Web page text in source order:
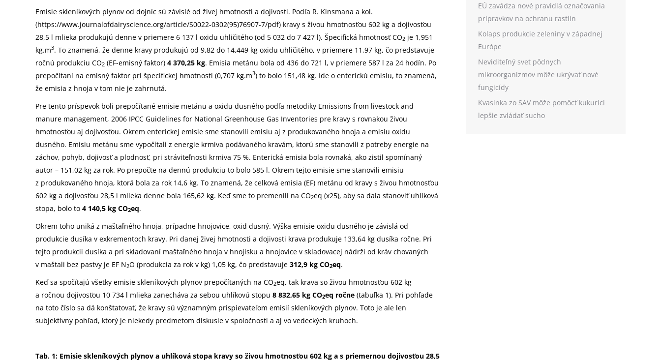
Emisie skleníkových plynov od dojníc sú závislé od živej hmotnosti a dojivosti. Podľa R. Kinsmana a kol.
(https://www.journalofdairyscience.org/article/S0022-0302(95)76907-7/pdf) kravy s živou hmotnosťou 602 kg a dojivosťou
28,5 l mlieka produkujú denne v priemere 6 137 l oxidu uhličitého (od 5 032 do 7 427 l). Špecifická hmotnosť CO2 je 1,951
kg.m3. To znamená, že denne kravy produkujú od 9,82 do 14,449 kg oxidu uhličitého, v priemere 11,97 kg, čo predstavuje
ročnú produkciu CO2 (EF-emisný faktor) 4 370,25 kg. Emisia metánu bola od 436 do 721 l, v priemere 587 l za 24 hodín. Po
prepočítaní na emisný faktor pri špecifickej hmotnosti (0,707 kg.m3) to bolo 151,48 kg. Ide o enterickú emisiu, to znamená,
že emisia z hnoja v tom nie je zahrnutá.
Pre tento príspevok boli prepočítané emisie metánu a oxidu dusného podľa metodiky Emissions from livestock and
manure management, 2006 IPCC Guidelines for National Greenhouse Gas Inventories pre kravy s rovnakou živou
hmotnosťou aj dojivosťou. Okrem enterickej emisie sme stanovili emisiu aj z produkovaného hnoja a emisiu oxidu
dusného. Emisiu metánu sme vypočítali z energie krmiva podávaného kravám, ktorú sme stanovili z potreby energie na
záchov, pohyb, dojivosť a plodnosť, pri stráviteľnosti krmiva 75 %. Enterická emisia bola rovnaká, ako zistil spomínaný
autor – 151,02 kg za rok. Po prepočte na dennú produkciu to bolo 585 l. Okrem tejto emisie sme stanovili emisiu
z produkovaného hnoja, ktorá bola za rok 14,6 kg. To znamená, že celková emisia (EF) metánu od kravy s živou hmotnosťou
602 kg a dojivosťou 28,5 l mlieka denne bola 165,62 kg. Keď sme to premenili na CO2eq (x25), aby sa dala stanoviť uhlíková
stopa, bolo to 4 140,5 kg CO2eq.
Okrem toho uniká z maštaľného hnoja, prípadne hnojovice, oxid dusný. Výška emisie oxidu dusného je závislá od
produkcie dusíka v exkrementoch kravy. Pri danej živej hmotnosti a dojivosti krava produkuje 133,64 kg dusíka ročne. Pri
tejto produkcii dusíka a pri skladovaní maštaľného hnoja v hnojisku a hnojovice v skladovacej nádrži od kráv chovaných
v maštali bez pastvy je EF N2O (produkcia za rok v kg) 1,05 kg, čo predstavuje 312,9 kg CO2eq.
Keď sa spočítajú všetky emisie skleníkových plynov prepočítaných na CO2eq, tak krava so živou hmotnosťou 602 kg
a ročnou dojivosťou 10 734 l mlieka zanecháva za sebou uhlíkovú stopu 8 832,65 kg CO2eq ročne (tabuľka 1). Pri pohľade
na toto číslo sa dá konštatovať, že kravy sú významným prispievateľom emisií skleníkových plynov. Toto je ale len
subjektívny pohľad, ktorý je niekedy predmetom diskusie v spoločnosti a aj vo vedeckých kruhoch.
Tab. 1: Emisie skleníkových plynov a uhlíková stopa kravy so živou hmotnosťou 602 kg a s priemernou dojivosťou 28,5
EÚ zavádza nové pravidlá označovania
prípravkov na ochranu rastlín
Kolaps produkcie zeleniny v západnej
Európe
Neviditeľný svet pôdnych
mikroorganizmov môže ukrývať nové
fungicídy
Kvasinka zo SAV môže pomôcť kukurici
lepšie zvládať sucho